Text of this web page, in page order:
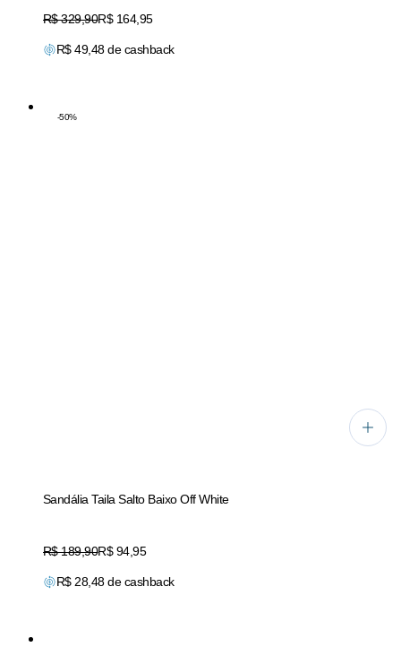
Original price:
R$ 329,90Price:
R$ 164,95
R$49,48de cashback
-50%
Sandália Taila Salto Baixo Off White
Original price:
R$ 189,90Price:
R$ 94,95
R$ 28,48de cashback